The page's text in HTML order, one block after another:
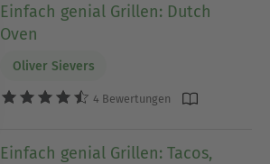
Einfach genial Grillen: Dutch
Oven
Oliver Sievers
4 Bewertungen
Einfach genial Grillen: Tacos,